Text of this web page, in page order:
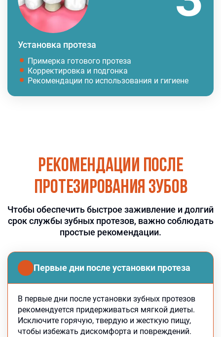
Установка протеза
Примерка готового протеза
Корректировка и подгонка
Рекомендации по использования и гигиене
Рекомендации после
протезирования зубов
Чтобы обеспечить быстрое заживление и долгий
срок службы зубных протезов, важно соблюдать
простые рекомендации.
Первые дни после установки протеза
В первые дни после установки зубных протезов
рекомендуется придерживаться мягкой диеты.
Исключите горячую, твердую и жесткую пищу,
чтобы избежать дискомфорта и повреждений.